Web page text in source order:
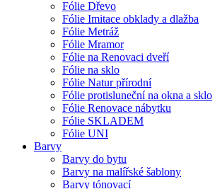
Fólie Dřevo
Fólie Imitace obklady a dlažba
Fólie Metráž
Fólie Mramor
Fólie na Renovaci dveří
Fólie na sklo
Fólie Natur přírodní
Fólie protisluneční na okna a sklo
Fólie Renovace nábytku
Fólie SKLADEM
Fólie UNI
Barvy
Barvy do bytu
Barvy na malířské šablony
Barvy tónovací